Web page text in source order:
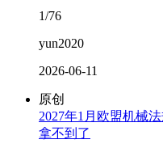
1/76
yun2020
2026-06-11
原创
2027年1月欧盟机械
拿不到了